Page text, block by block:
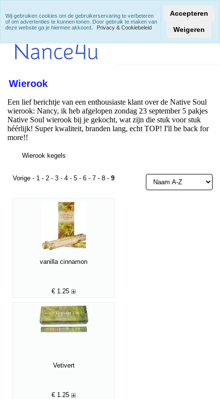
Wierook
Een lief berichtje van een enthousiaste klant over de Native Soul
wierook: Nancy, ik heb afgelopen zondag 23 september 5 pakjes
Native Soul wierook bij je gekocht, wat zijn die stuk voor stuk
héérlijk! Super kwaliteit, branden lang, echt TOP! I'll be back for
more!!
Wierook kegels
Vorige - 1 - 2 - 3 - 4 - 5 - 6 - 7 - 8 - 9
vanilla cinnamon
€ 1.25
Vetivert
€ 1.25
Wij gebruiken cookies om de gebruikerservaring te verbeteren
of om advertenties te kunnen tonen. Door gebruik te maken van
deze website ga je hiermee akkoord.
Privacy & Cookiebeleid
Accepteren
Weigeren